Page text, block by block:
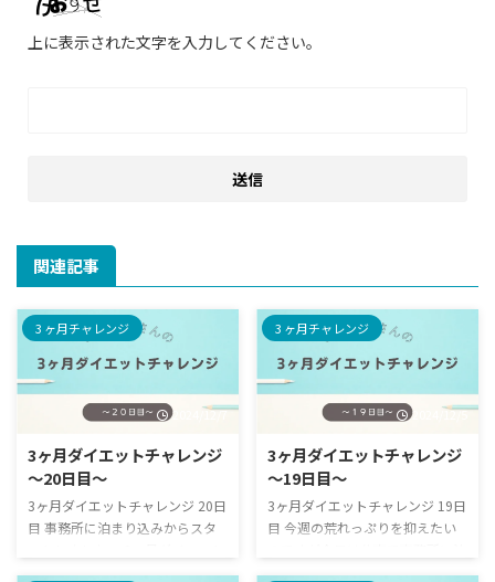
上に表示された文字を入力してください。
関連記事
3 ヶ月チャレンジ
2024/12/7
3ヶ月ダイエットチャレンジ
〜20日目〜
3ヶ月ダイエットチャレンジ 20日
目 事務所に泊まり込みからスタ
チャレンジ その名の通り3ヶ月で
3 ヶ月チャレンジ
2024/12/5
3ヶ月ダイエットチャレンジ
〜19日目〜
3ヶ月ダイエットチャレンジ 19日
目 今週の荒れっぷりを抑えたい
まり込みになったのでちょっと食